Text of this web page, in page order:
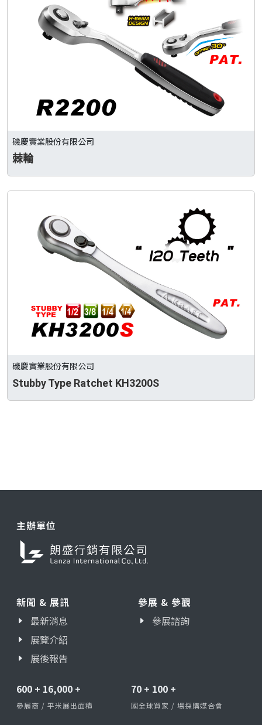
磯慶實業股份有限公司
棘輪
磯慶實業股份有限公司
Stubby Type Ratchet KH3200S
主辦單位
新聞 & 展訊
最新消息
展覽介紹
展後報告
參展 & 參觀
參展諮詢
600 + 16,000 +
參展商 / 平米展出面積
70 + 100 +
國全球買家 / 場採購媒合會